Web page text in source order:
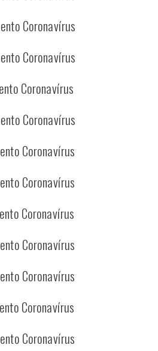
Coronavírus
Coronavírus
Coronavírus
Coronavírus
Coronavírus
Coronavírus
Coronavírus
Coronavírus
Coronavírus
Coronavírus
Coronavírus